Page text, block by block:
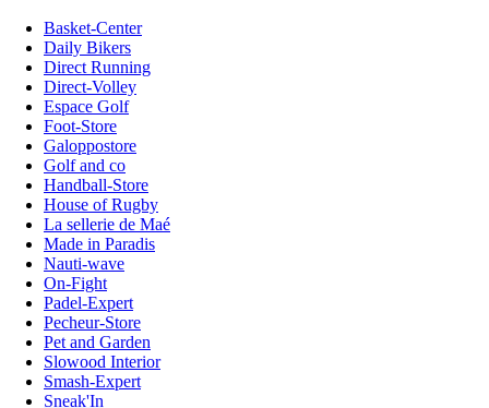
Basket-Center
Daily Bikers
Direct Running
Direct-Volley
Espace Golf
Foot-Store
Galoppostore
Golf and co
Handball-Store
House of Rugby
La sellerie de Maé
Made in Paradis
Nauti-wave
On-Fight
Padel-Expert
Pecheur-Store
Pet and Garden
Slowood Interior
Smash-Expert
Sneak'In